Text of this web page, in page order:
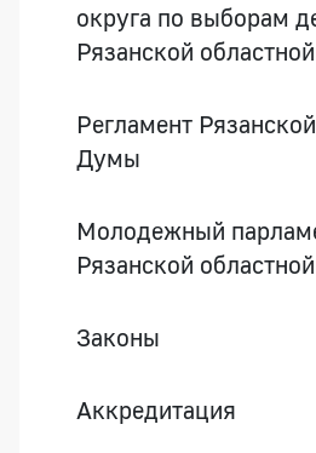
округа по выборам
Рязанской
Регламент
Думы
Молодежный
Рязанской
Законы
Аккредитация